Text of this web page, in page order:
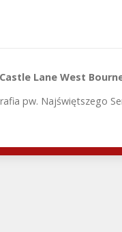
Lane West
pw. Najświętszego